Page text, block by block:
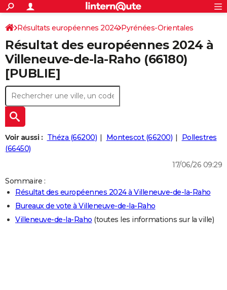
ACTUALITÉS
Politique
Société
Faits Divers
Education
Monde
Villes
+
SPORT
Coupe du monde 2026
Football
Tennis
Cyclisme
Rugby
Forum
CULTURE
Programme TV
TNT
Streaming
Cinéma
Sorties cinéma
Musique
+FINANCE
Retraite
Impôts
Epargne
Immobilier
Risques naturels par ville
Banque
Assurance
CréditAUTO
Essais
Réserver un essai
Citadines
Berlines
SUV
Forum auto
+HIGH-TECH
Mobiles
Meilleur smartphone
Internet
Ordinateurs
Jeux vidéo
Guide high-tech
+
BRICOLAGE
Forum
Aménagement intérieur
Extérieur
Cuisine
Salle de bains
Jardinage
Rangement
+
LIFESTYLE
Art de vivre
Bien-être
Loisirs
Mode
Modes de vie
SANTE
Alimentation
Guide de la santé
Maladies
Médicaments
Sommeil
VOYAGE
Rechercher
S'inscrire
Connexion
Résultats européennes 2024 Pyrénées-Orientales
Résultat des européennes 2024 à
Villeneuve-de-la-Raho (66180)
[PUBLIE]
Voir aussi : Théza (66200) Montescot (66200)
Pollestres
(66450)
17/06/26 09:29
Sommaire :
Résultat des européennes 2024 à Villeneuve-de-la-Raho
Bureaux de vote à Villeneuve-de-la-Raho
Villeneuve-de-la-Raho (toutes les informations sur la ville)